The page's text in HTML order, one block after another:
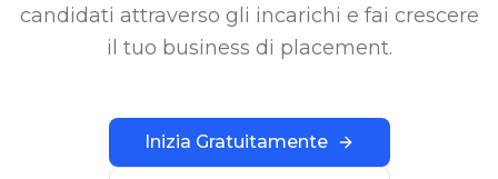
candidati attraverso gli incarichi e fai crescere
il tuo business di placement.
Inizia Gratuitamente